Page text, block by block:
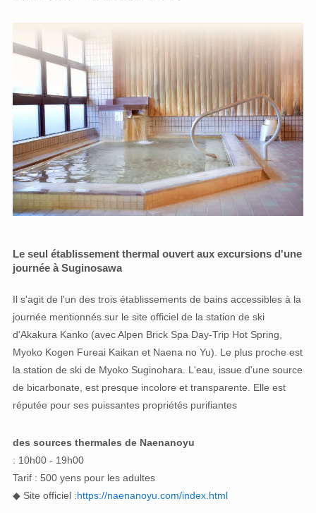
Le seul établissement thermal ouvert aux excursions d'une
journée à Suginosawa
Il s'agit de l'un des trois établissements de bains accessibles à la
journée mentionnés sur le site officiel de la station de ski
d'Akakura Kanko (avec Alpen Brick Spa Day-Trip Hot Spring,
Myoko Kogen Fureai Kaikan et Naena no Yu). Le plus proche est
la station de ski de Myoko Suginohara. L'eau, issue d'une source
de bicarbonate, est presque incolore et transparente. Elle est
réputée pour ses puissantes propriétés purifiantes
des sources thermales de Naenanoyu
: 10h00 - 19h00
Tarif : 500 yens pour les adultes
◆ Site officiel :https://naenanoyu.com/index.html